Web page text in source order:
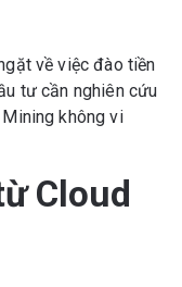
về việc đào tiền
tư cần nghiên cứu
không vi
Cloud